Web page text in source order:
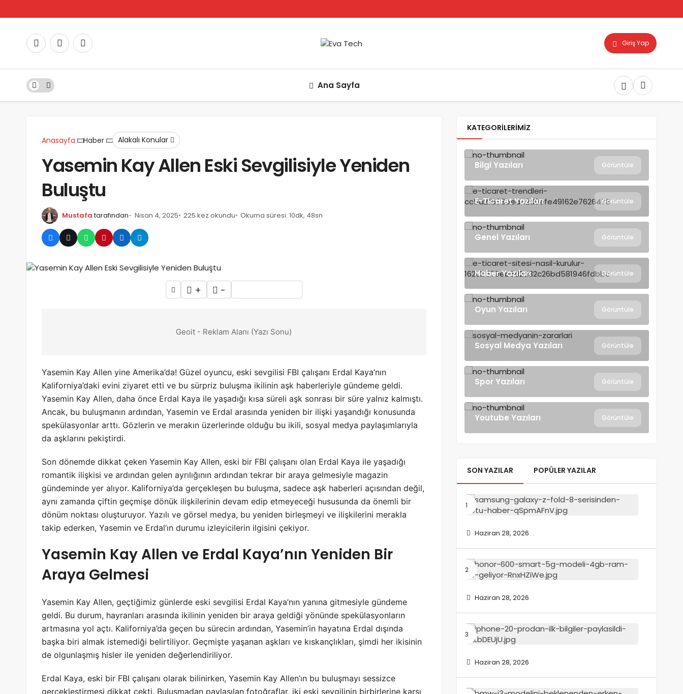
Giriş Yap
Ana Sayfa
Anasayfa Haber Alakalı Konular
Yasemin Kay Allen Eski Sevgilisiyle Yeniden
Buluştu
Mustafa tarafından Nisan 4, 2025 225 kez okundu Okuma süresi: 10dk, 48sn
+ -
Geoit - Reklam Alanı (Yazı Sonu)
Yasemin Kay Allen yine Amerika’da! Güzel oyuncu, eski sevgilisi FBI çalışanı Erdal Kaya’nın
Kaliforniya’daki evini ziyaret etti ve bu sürpriz buluşma ikilinin aşk haberleriyle gündeme geldi.
Yasemin Kay Allen, daha önce Erdal Kaya ile yaşadığı kısa süreli aşk sonrası bir süre yalnız kalmıştı.
Ancak, bu buluşmanın ardından, Yasemin ve Erdal arasında yeniden bir ilişki yaşandığı konusunda
spekülasyonlar arttı. Gözlerin ve merakın üzerlerinde olduğu bu ikili, sosyal medya paylaşımlarıyla
da aşklarını pekiştirdi.
Son dönemde dikkat çeken Yasemin Kay Allen, eski bir FBI çalışanı olan Erdal Kaya ile yaşadığı
romantik ilişkisi ve ardından gelen ayrılığının ardından tekrar bir araya gelmesiyle magazin
gündeminde yer alıyor. Kaliforniya’da gerçekleşen bu buluşma, sadece aşk haberleri açısından değil,
aynı zamanda çiftin geçmişe dönük ilişkilerinin devam edip etmeyeceği hususunda da önemli bir
dönüm noktası oluşturuyor. Yazılı ve görsel medya, bu yeniden birleşmeyi ve ilişkilerini merakla
takip ederken, Yasemin ve Erdal’ın durumu izleyicilerin ilgisini çekiyor.
Yasemin Kay Allen ve Erdal Kaya’nın Yeniden Bir
Araya Gelmesi
Yasemin Kay Allen, geçtiğimiz günlerde eski sevgilisi Erdal Kaya’nın yanına gitmesiyle gündeme
geldi. Bu durum, hayranları arasında ikilinin yeniden bir araya geldiği yönünde spekülasyonların
artmasına yol açtı. Kaliforniya’da geçen bu sürecin ardından, Yasemin’in hayatına Erdal dışında
başka biri almak istemediği belirtiliyor. Geçmişte yaşanan aşkları ve kıskançlıkları, şimdi her ikisinin
de olgunlaşmış hisler ile yeniden değerlendiriliyor.
Erdal Kaya, eski bir FBI çalışanı olarak bilinirken, Yasemin Kay Allen’ın bu buluşmayı sessizce
gerçekleştirmesi dikkat çekti. Buluşmadan paylaşılan fotoğraflar, iki eski sevgilinin birbirlerine karşı
KATEGORILERIMIZ
Bilgi Yazıları Görüntüle
E-Ticaret Yazıları Görüntüle
Genel Yazıları Görüntüle
Haber Yazıları Görüntüle
Oyun Yazıları Görüntüle
Sosyal Medya Yazıları Görüntüle
Spor Yazıları Görüntüle
Youtube Yazıları Görüntüle
SON YAZILAR POPÜLER YAZILAR
Haziran 28, 2026
Haziran 28, 2026
Haziran 28, 2026